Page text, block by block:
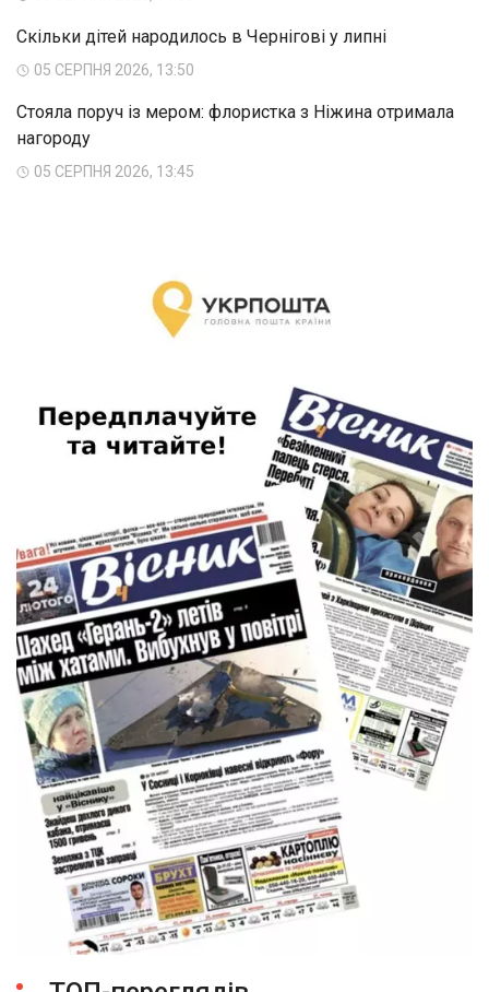
Скільки дітей народилось в Чернігові у липні
05 СЕРПНЯ 2026, 13:50
Стояла поруч із мером: флористка з Ніжина отримала
нагороду
05 СЕРПНЯ 2026, 13:45